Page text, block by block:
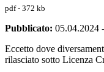
pdf - 372 kb
Pubblicato: 05.04.2024 -
Eccetto dove
rilasciato sotto Licenza